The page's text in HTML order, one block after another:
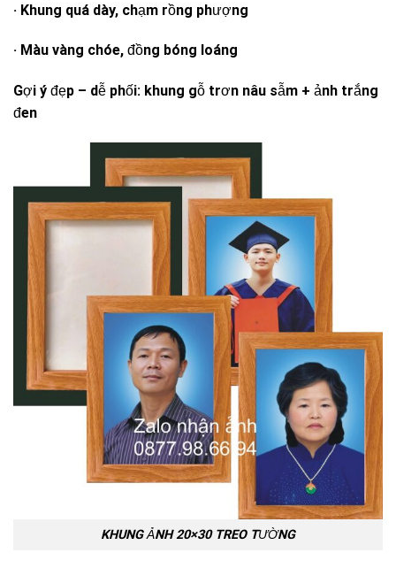
· Khung quá dày, chạm rồng phượng
· Màu vàng chóe, đồng bóng loáng
Gợi ý đẹp – dễ phối: khung gỗ trơn nâu sẫm + ảnh trắng
đen
KHUNG ẢNH 20×30 TREO TƯỜNG